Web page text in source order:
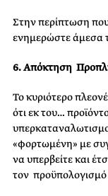
Στην περίπτωση
ενημερώστε άμεσα
6. Απόκτηση
Το κυριότερο
ότι εκ του…
«φορτωμένη» με
να υπερβείτε και
τον